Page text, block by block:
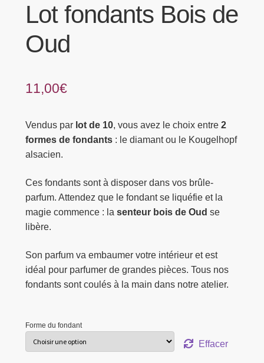
Lot fondants Bois de
Oud
11,00€
Vendus par lot de 10, vous avez le choix entre 2
formes de fondants: le diamant ou le Kougelhopf
alsacien.
Ces fondants sont à disposer dans vos brûle-
parfum. Attendez que le fondant se liquéfie et la
magie commence : la senteur bois de Oud se
libère.
Son parfum va embaumer votre intérieur et est
idéal pour parfumer de grandes pièces. Tous nos
fondants sont coulés à la main dans notre atelier.
Forme du fondant
Effacer